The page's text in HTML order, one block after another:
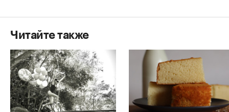
Читайте также